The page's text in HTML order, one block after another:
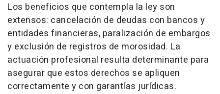
Los beneficios que contempla la ley son
extensos: cancelación de deudas con bancos y
entidades financieras, paralización de embargos
y exclusión de registros de morosidad. La
actuación profesional resulta determinante para
asegurar que estos derechos se apliquen
correctamente y con garantías jurídicas.